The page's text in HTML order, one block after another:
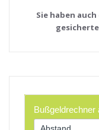
Sie haben